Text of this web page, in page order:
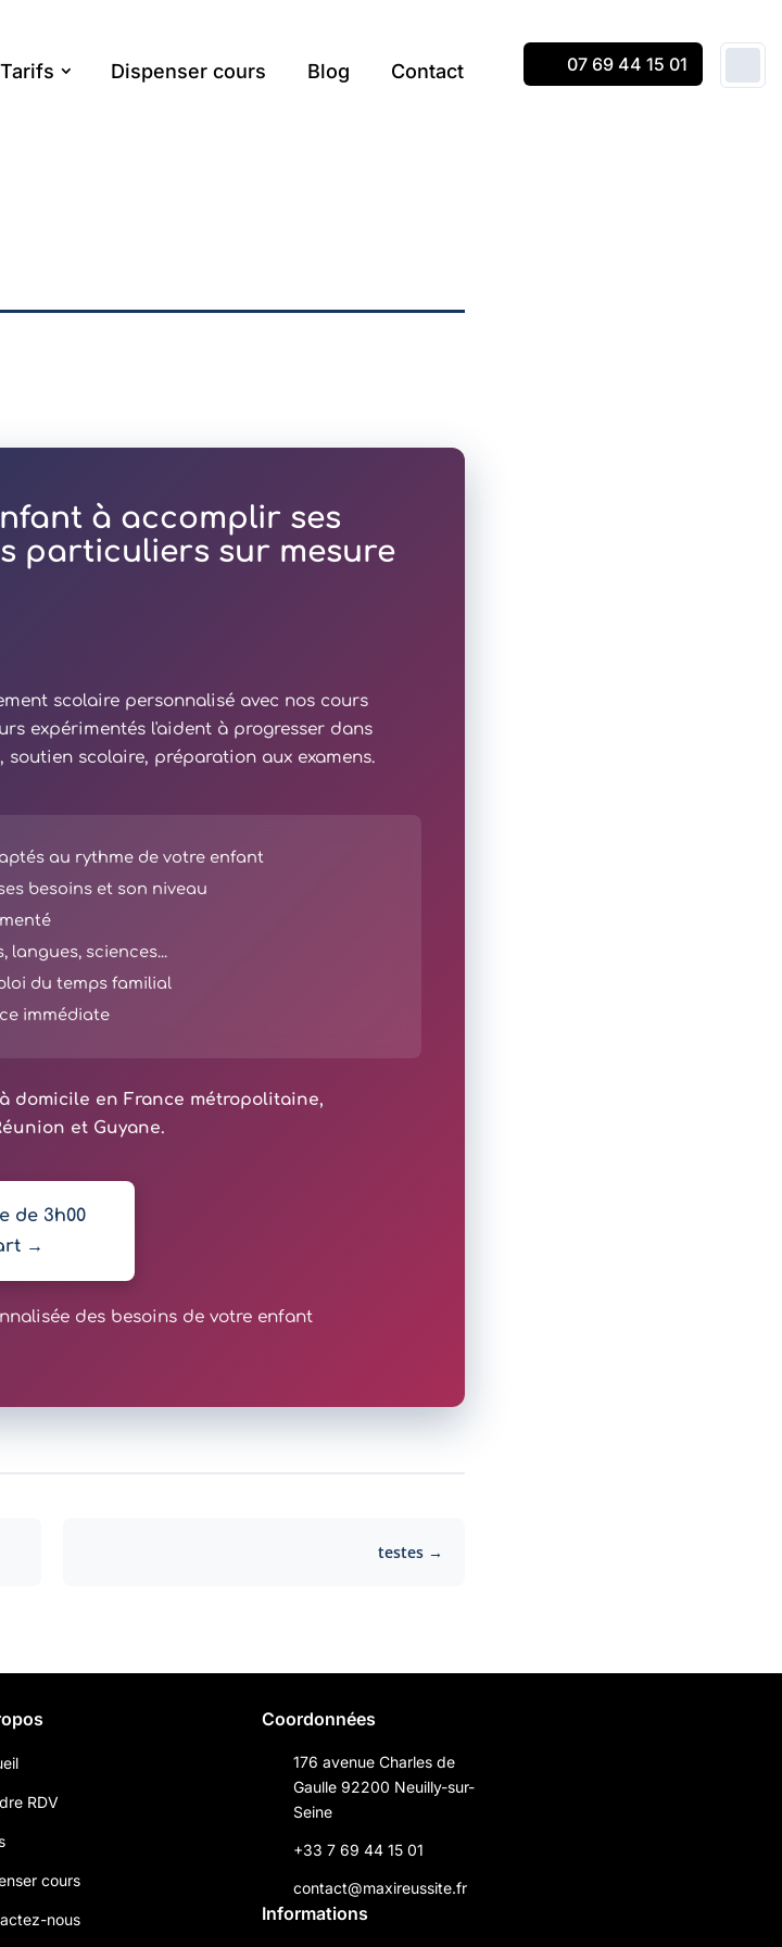
Tarifs Dispenser cours Blog Contact 07 69 44 15 01
à accomplir ses
particuliers sur mesure
scolaire personnalisé avec nos cours
expérimentés l'aident à progresser dans
scolaire, préparation aux examens.
au rythme de votre enfant
besoins et son niveau
langues, sciences...
du temps familial
immédiate
domicile en France métropolitaine,
et Guyane.
de 3h00
→
des besoins de votre enfant
testes →
RDV
cours
nous
Coordonnées
176 avenue Charles de
Gaulle 92200 Neuilly-sur-
Seine
+33 7 69 44 15 01
contact@maxireussite.fr
Informations